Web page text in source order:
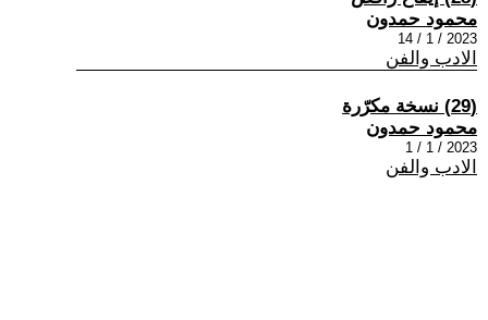
محمود حمدون
2023 / 1 / 14
الادب والفن
(29) نسخة مكرّرة
محمود حمدون
2023 / 1 / 1
الادب والفن